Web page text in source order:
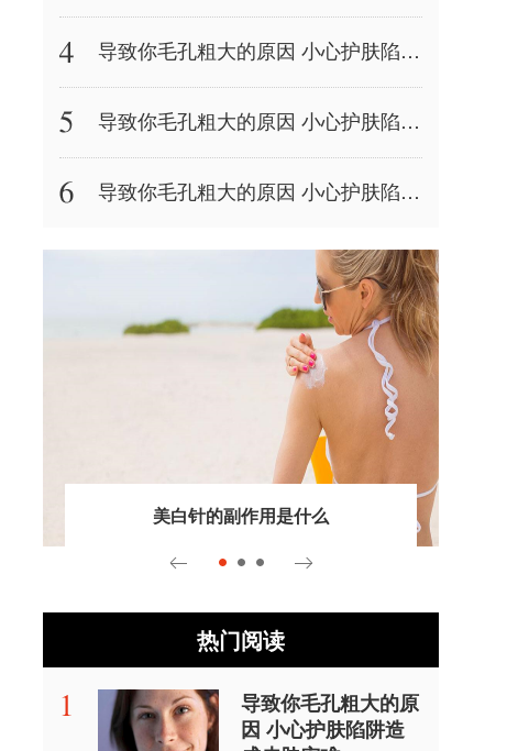
导致你毛孔粗大的原因 小心护肤陷阱造成皮肤灾难
导致你毛孔粗大的原因 小心护肤陷阱造成皮肤灾难
导致你毛孔粗大的原因 小心护肤陷阱造成皮肤灾难
美白针的副作用是什么
热门阅读
导致你毛孔粗大的原
因 小心护肤陷阱造